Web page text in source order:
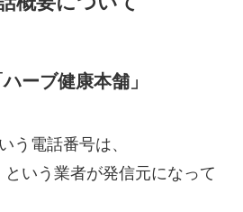
ーブ健康本舗」
う電話番号は、
という業者が発信元になって